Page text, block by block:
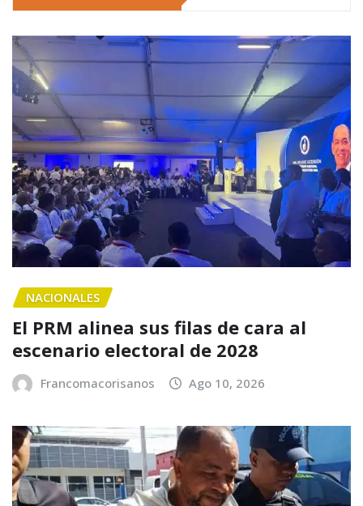
NACIONALES
El PRM alinea sus filas de cara al
escenario electoral de 2028
Francomacorisanos Ago 10, 2026